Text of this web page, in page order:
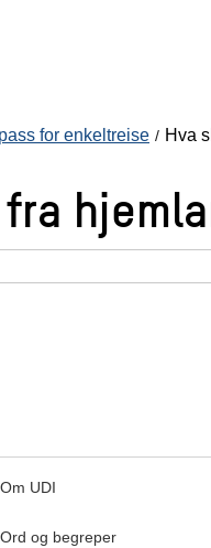
for enkeltreise Hva
Om UDI
Ord og begreper